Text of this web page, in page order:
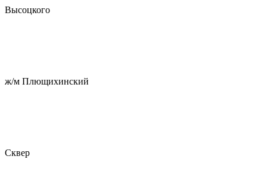
Высоцкого
ж/м Плющихинский
Сквер